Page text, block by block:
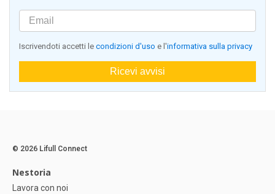
Iscrivendoti accetti le condizioni d'uso e l'informativa sulla privacy
Ricevi avvisi
© 2026 Lifull Connect
Nestoria
Lavora con noi